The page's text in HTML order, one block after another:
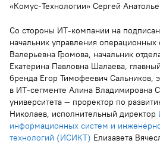
«Комус-Технологии» Сергей
Со стороны ИТ-компании на
начальник управления операционных
Валерьевна Громова, начальник
Екатерина Павловна Шалаева,
бренда Егор Тимофеевич Сальников,
в ИТ-сегменте Алина Владимировна
университета — проректор по
Николаев, исполнительный директор
информационных систем и
технологий (ИСИКТ) Елизавета